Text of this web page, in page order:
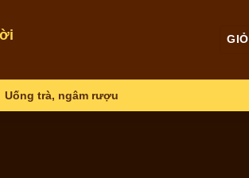
Uống trà, ngâm rượu